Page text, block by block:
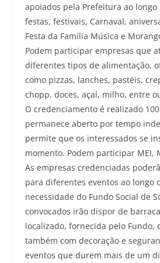
apoiados pela Prefeitura ao longo
festas, festivais, Carnaval,
Festa da Família Música e
Podem participar empresas que
diferentes tipos de alimentação,
como pizzas, lanches, pastéis,
chopp, doces, açaí, milho, entre
O credenciamento é realizado
permanece aberto por tempo
permite que os interessados se
momento. Podem participar MEI,
As empresas credenciadas
para diferentes eventos ao longo
necessidade do Fundo Social de
convocados irão dispor de
localizado, fornecida pelo Fundo,
também com decoração e
eventos que durem mais de um